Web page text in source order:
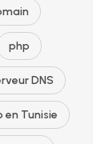
php
DNS
en Tunisie